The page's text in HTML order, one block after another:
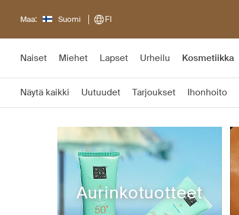
Maa: Suomi FI
Naiset Miehet Lapset Urheilu Kosmetiikka
Näytä kaikki Uutuudet Tarjoukset Ihonhoito
Aurinkotuotteet